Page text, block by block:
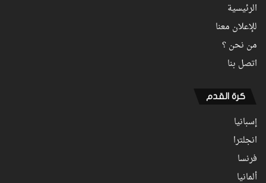
الرئيسية
للإعلان معنا
من نحن ؟
اتصل بنا
كرة القدم
إسبانيا
انجلترا
فرنسا
ألمانيا